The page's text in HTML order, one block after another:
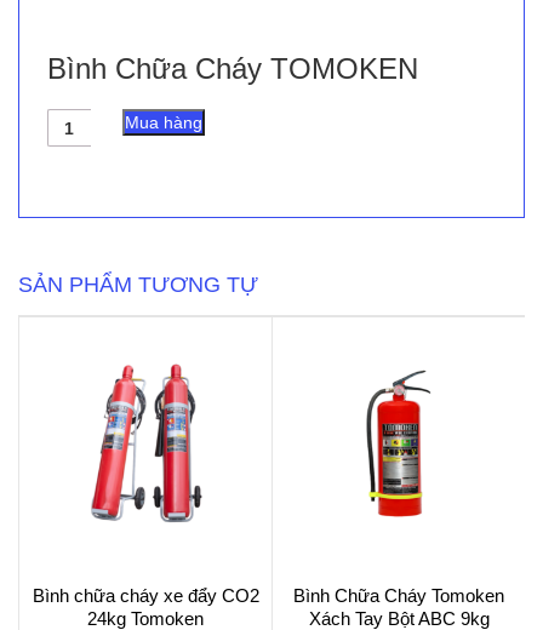
Bình Chữa Cháy TOMOKEN
Bình
Chữa
Mua hàng
SẢN PHẨM TƯƠNG TỰ
Bình chữa cháy xe đẩy CO2
24kg Tomoken
Bình Chữa Cháy Tomoken
Xách Tay Bột ABC 9kg